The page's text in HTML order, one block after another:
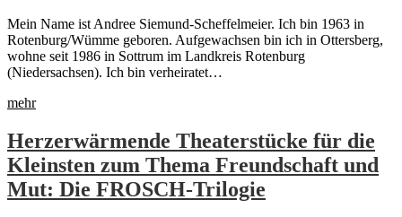
Mein Name ist Andree Siemund-Scheffelmeier. Ich bin 1963 in
Rotenburg/Wümme geboren. Aufgewachsen bin ich in Ottersberg,
wohne seit 1986 in Sottrum im Landkreis Rotenburg
(Niedersachsen). Ich bin verheiratet…
mehr
Herzerwärmende Theaterstücke für die
Kleinsten zum Thema Freundschaft und
Mut: Die FROSCH-Trilogie